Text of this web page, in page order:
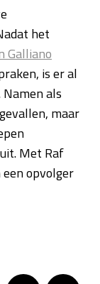
het
Galliano
is er al
als
maar
Met Raf
opvolger